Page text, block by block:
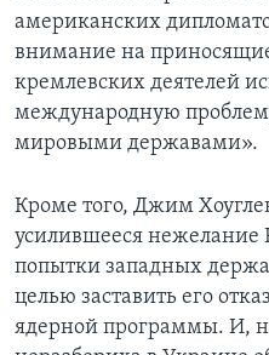
американских
внимание на
кремлевских деятелей
международную
мировыми державами».
Кроме того, Джим
усилившееся нежелание
попытки западных
целью заставить его
ядерной программы. И,